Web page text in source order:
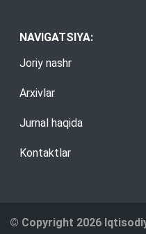
NAVIGATSIYA:
Joriy nashr
Arxivlar
Jurnal haqida
Kontaktlar
© Copyright 2026